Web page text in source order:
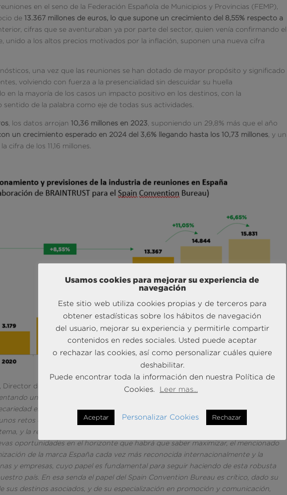
en el seno de la Federación Española de Municipios y Provincias (FEMP),
de13.367 millones de euros, lo que supone un crecimiento del 8,55% respecto a
cifras que se aventuraban ya por parte del sector, quien venía confirmando el
unido a los altos precios motivados por la inflación, suponen una nueva cifra
una vez que las reuniones se han dotado de mayor propósito y significado
volviendo con fuerza a la presencialidad sin descuidar su huella
en la mayoría de los casos un impacto positivo en los destinos, con la
sentido de la palabra como eje de todas sus actividades.
, los datos arrojan10,36 millones en 2023 , suponiendo un 29,8% más que el año
un crecimiento esperado en 2024 del 3,6% llegando hasta los 10,73 millones , y un
cifra de los 11,16 millones.
, Director de Turismo en BRAINTRUST:
“El impacto de la industria de reuniones no
una empleabilidad digna y continuada, promoviendo la igualdad, la
estacional que tradicionalmente hemos conocido en el turismo en nuestro
retos que abordar como la incorporación de la sostenibilidad y el legado, la
y la revitalización del talento, cada día más escaso en el mundo del turismo.
oportunidades en el horizonte que habrá que saber maximizar, el mencionado
de la marca España cada vez más reconocida internacionalmente y la
y empresas, cuyo papel es fundamental para seguir haciendo de esta robusta
país. En esa senda el papel del Spain Convention Bureau es crítico, dado su
sus destinos asociados, y de su especialización en promoción y comunicación,
Usamos cookies para mejorar su experiencia de
navegación
Este sitio web utiliza cookies propias y de terceros para
obtener estadísticas sobre los hábitos de navegación
del usuario, mejorar su experiencia y permitirle compartir
contenidos en redes sociales. Usted puede aceptar
o rechazar las cookies, así como personalizar cuáles quiere
deshabilitar.
Puede encontrar toda la información den nuestra Política de
Cookies.
Leer mas...
Aceptar Personalizar Cookies Rechazar